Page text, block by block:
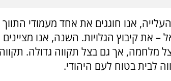
אנו חוגגים את אחד מעמודי התווך
– את קיבוץ הגלויות. השנה, אנו מציינים
מלחמה, אך גם בצל תקווה גדולה. תקווה
לבית בטוח לעם היהודי.